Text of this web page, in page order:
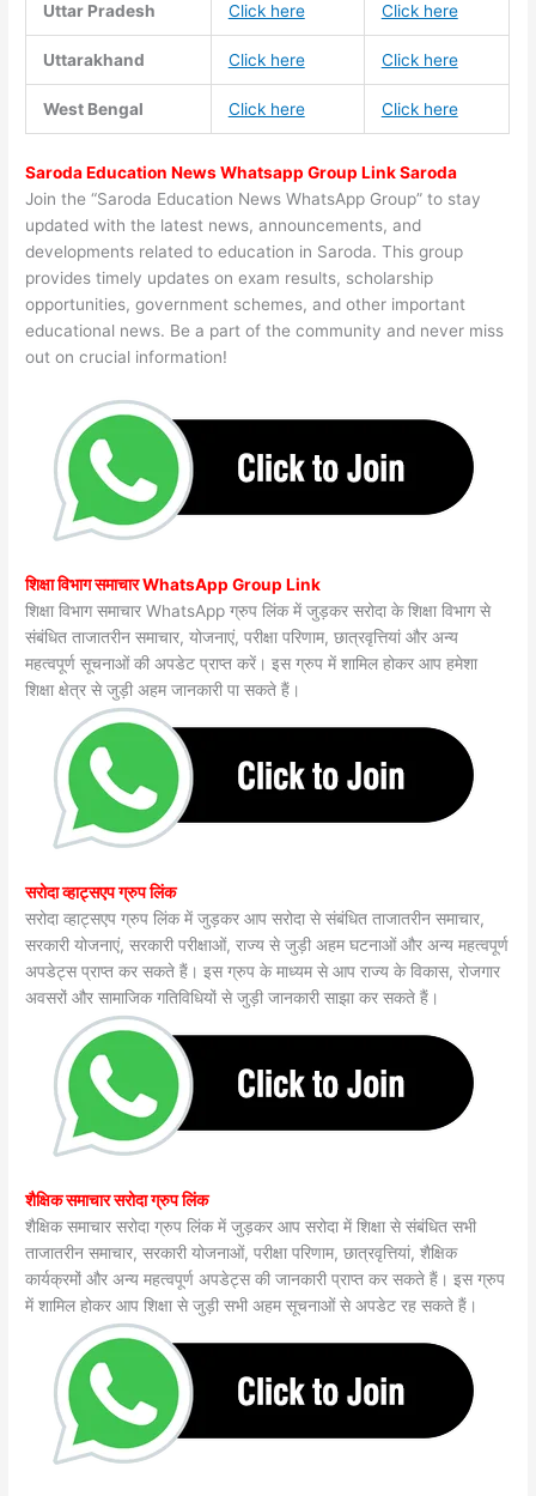
Uttar Pradesh Click here Click here
Uttarakhand Click here Click here
West Bengal Click here Click here
Saroda Education News Whatsapp Group Link Saroda
Join the “Saroda Education News WhatsApp Group” to stay
updated with the latest news, announcements, and
developments related to education in Saroda. This group
provides timely updates on exam results, scholarship
opportunities, government schemes, and other important
educational news. Be a part of the community and never miss
out on crucial information!
शिक्षा विभाग समाचार WhatsApp Group Link
शिक्षा विभाग समाचार WhatsApp ग्रुप लिंक में जुड़कर सरोदा के शिक्षा विभाग से
संबंधित ताजातरीन समाचार, योजनाएं, परीक्षा परिणाम, छात्रवृत्तियां और अन्य
महत्वपूर्ण सूचनाओं की अपडेट प्राप्त करें। इस ग्रुप में शामिल होकर आप हमेशा
शिक्षा क्षेत्र से जुड़ी अहम जानकारी पा सकते हैं।
सरोदा व्हाट्सएप ग्रुप लिंक
सरोदा व्हाट्सएप ग्रुप लिंक में जुड़कर आप सरोदा से संबंधित ताजातरीन समाचार,
सरकारी योजनाएं, सरकारी परीक्षाओं, राज्य से जुड़ी अहम घटनाओं और अन्य महत्वपूर्ण
अपडेट्स प्राप्त कर सकते हैं। इस ग्रुप के माध्यम से आप राज्य के विकास, रोजगार
अवसरों और सामाजिक गतिविधियों से जुड़ी जानकारी साझा कर सकते हैं।
शैक्षिक समाचार सरोदा ग्रुप लिंक
शैक्षिक समाचार सरोदा ग्रुप लिंक में जुड़कर आप सरोदा में शिक्षा से संबंधित सभी
ताजातरीन समाचार, सरकारी योजनाओं, परीक्षा परिणाम, छात्रवृत्तियां, शैक्षिक
कार्यक्रमों और अन्य महत्वपूर्ण अपडेट्स की जानकारी प्राप्त कर सकते हैं। इस ग्रुप
में शामिल होकर आप शिक्षा से जुड़ी सभी अहम सूचनाओं से अपडेट रह सकते हैं।